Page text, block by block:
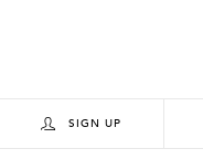
SIGN UP